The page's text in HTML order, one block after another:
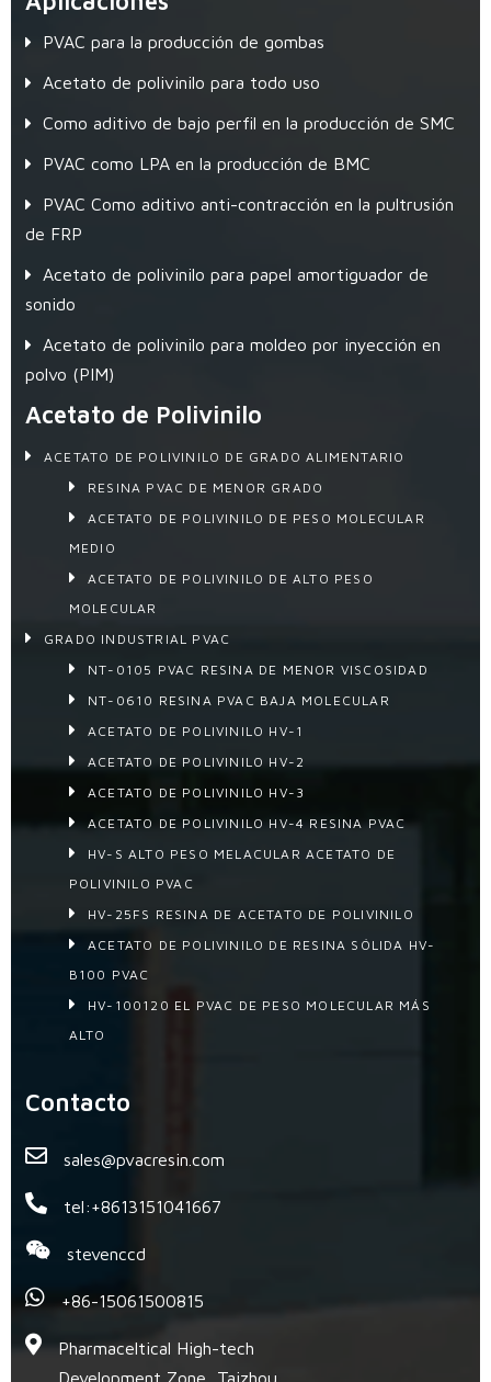
PVAC para la producción de gombas
Acetato de polivinilo para todo uso
Como aditivo de bajo perfil en la producción de SMC
PVAC como LPA en la producción de BMC
PVAC Como aditivo anti-contracción en la pultrusión
de FRP
Acetato de polivinilo para papel amortiguador de
sonido
Acetato de polivinilo para moldeo por inyección en
polvo (PIM)
Acetato de Polivinilo
ACETATO DE POLIVINILO DE GRADO ALIMENTARIO
RESINA PVAC DE MENOR GRADO
ACETATO DE POLIVINILO DE PESO MOLECULAR
MEDIO
ACETATO DE POLIVINILO DE ALTO PESO
MOLECULAR
GRADO INDUSTRIAL PVAC
NT-0105 PVAC RESINA DE MENOR VISCOSIDAD
NT-0610 RESINA PVAC BAJA MOLECULAR
ACETATO DE POLIVINILO HV-1
ACETATO DE POLIVINILO HV-2
ACETATO DE POLIVINILO HV-3
ACETATO DE POLIVINILO HV-4 RESINA PVAC
HV-S ALTO PESO MELACULAR ACETATO DE
POLIVINILO PVAC
HV-25FS RESINA DE ACETATO DE POLIVINILO
ACETATO DE POLIVINILO DE RESINA SÓLIDA HV-
B100 PVAC
HV-100120 EL PVAC DE PESO MOLECULAR MÁS
ALTO
Contacto
sales@pvacresin.com
tel:+8613151041667
stevenccd
+86-15061500815
Pharmaceltical High-tech
Development Zone, Taizhou